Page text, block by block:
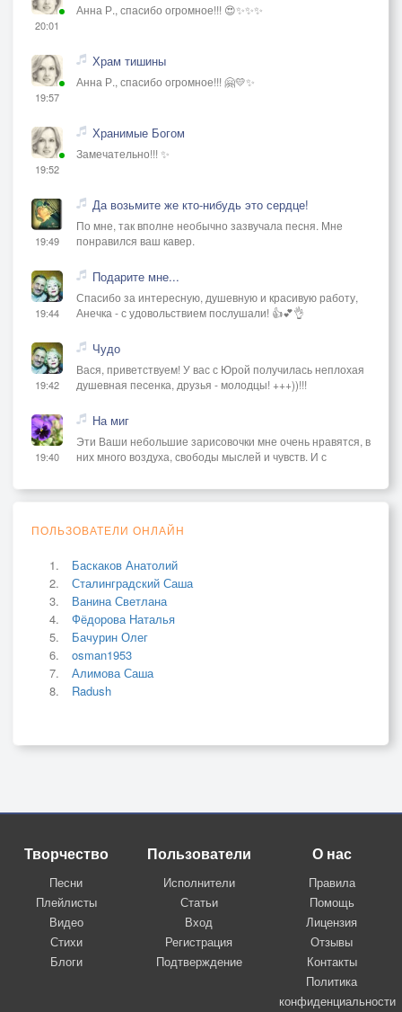
20:01
Анна Р., спасибо огромное!!! 😍✨✨✨
19:57
Храм тишины
Анна Р., спасибо огромное!!! 🤗💛✨
19:52
Хранимые Богом
Замечательно!!! ✨
19:49
Да возьмите же кто-нибудь это сердце!
По мне, так вполне необычно зазвучала песня. Мне
понравился ваш кавер.
19:44
Подарите мне...
Спасибо за интересную, душевную и красивую работу,
Анечка - с удовольствием послушали! 👍💕👌
19:42
Чудо
Вася, приветствуем! У вас с Юрой получилась неплохая
душевная песенка, друзья - молодцы! +++))!!!
19:40
На миг
Эти Ваши небольшие зарисовочки мне очень нравятся, в
них много воздуха, свободы мыслей и чувств. И с
ПОЛЬЗОВАТЕЛИ ОНЛАЙН
Баскаков Анатолий
Сталинградский Саша
Ванина Светлана
Фёдорова Наталья
Бачурин Олег
osman1953
Алимова Саша
Radush
Творчество
Песни
Плейлисты
Видео
Стихи
Блоги
Пользователи
Исполнители
Статьи
Вход
Регистрация
Подтверждение
О нас
Правила
Помощь
Лицензия
Отзывы
Контакты
Политика
конфиденциальности